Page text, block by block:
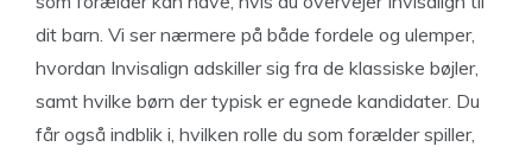
dit barn. Vi ser nærmere på både fordele og ulemper,
hvordan Invisalign adskiller sig fra de klassiske bøjler,
samt hvilke børn der typisk er egnede kandidater. Du
får også indblik i, hvilken rolle du som forælder spiller,